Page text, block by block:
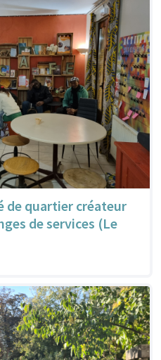
de quartier créateur
de services (Le